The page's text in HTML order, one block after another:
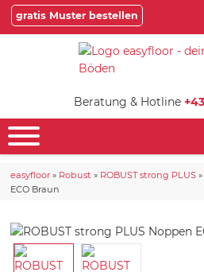
gratis Muster bestellen
Beratung & Hotline
easyfloor » Robust » ROBUST strong PLUS »
ECO Braun